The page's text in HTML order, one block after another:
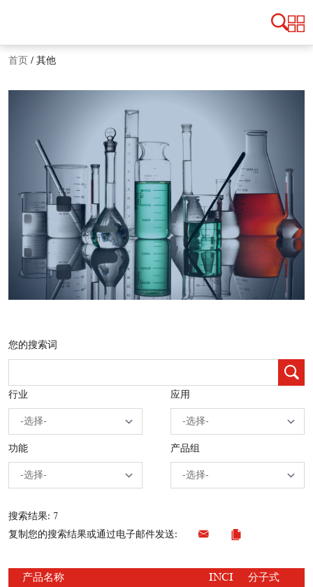
首页 / 其他
您的搜索词
行业 应用
功能 产品组
搜索结果: 7
复制您的搜索结果或通过电子邮件发送:
产品名称 INCI 分子式